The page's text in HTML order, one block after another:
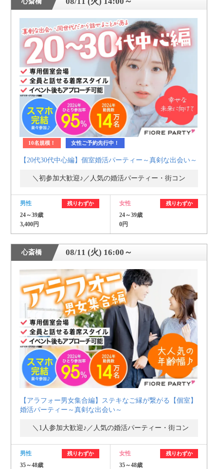
10名規模！ 女性ご予約先行中！
【20代30代中心編】個室婚活パーティー～真剣な出会い～
＼初参加大歓迎♪／人気の婚活パーティー・街コン
男性 残りわずか
24～39歳
3,400円
女性 残りわずか
24～39歳
0円
心斎橋 08/11 (火) 16:00～
【アラフォー男女集合編】ステキなご縁が繋がる【個室】
婚活パーティー～真剣な出会い～
＼1人参加大歓迎♪／人気の婚活パーティー・街コン
男性 残りわずか
35～48歳
女性 残りわずか
35～48歳